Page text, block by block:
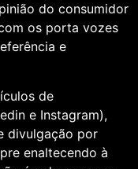
do consumidor
os porta vozes
e
de
e Instagram),
divulgação por
enaltecendo à